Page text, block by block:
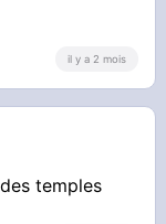
il y a 2 mois
temples